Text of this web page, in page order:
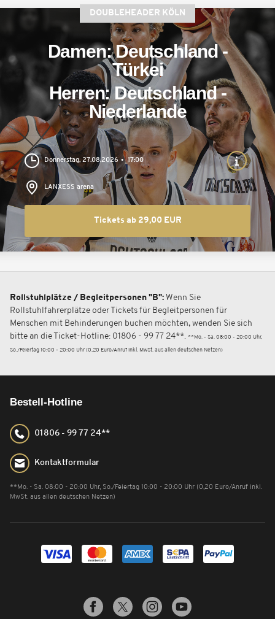
DOUBLEHEADER KÖLN
Damen: Deutschland -
Türkei
Herren: Deutschland -
Niederlande
Donnerstag, 27.08.2026 17:00
LANXESS arena
Tickets ab 29,00 EUR
Rollstuhlplätze / Begleitpersonen "B": Wenn Sie
Rollstuhlfahrerplätze oder Tickets für Begleitpersonen für
Menschen mit Behinderungen buchen möchten, wenden Sie sich
bitte an die Ticket-Hotline: 01806 - 99 77 24**. **Mo. - Sa. 08:00 - 20:00 Uhr,
So./Feiertag 10:00 - 20:00 Uhr (0,20 Euro/Anruf inkl. MwSt. aus allen deutschen Netzen)
Bestell-Hotline
01806 - 99 77 24**
Kontaktformular
**Mo. - Sa. 08:00 - 20:00 Uhr, So./Feiertag 10:00 - 20:00 Uhr (0,20 Euro/Anruf inkl.
MwSt. aus allen deutschen Netzen)